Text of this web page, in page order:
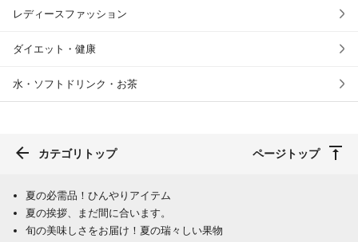
レディースファッション
ダイエット・健康
水・ソフトドリンク・お茶
カテゴリトップ ページトップ
夏の必需品！ひんやりアイテム
夏の挨拶、まだ間に合います。
旬の美味しさをお届け！夏の瑞々しい果物